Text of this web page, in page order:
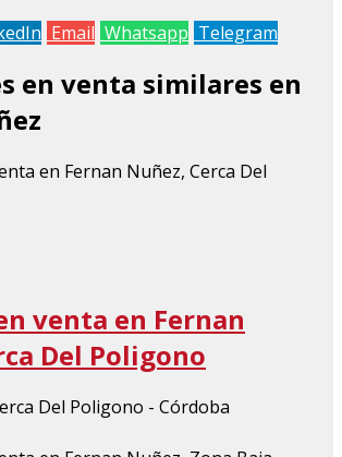
Email Whatsapp Telegram
en venta similares en
venta en Fernan
Del Poligono
Del Poligono - Córdoba